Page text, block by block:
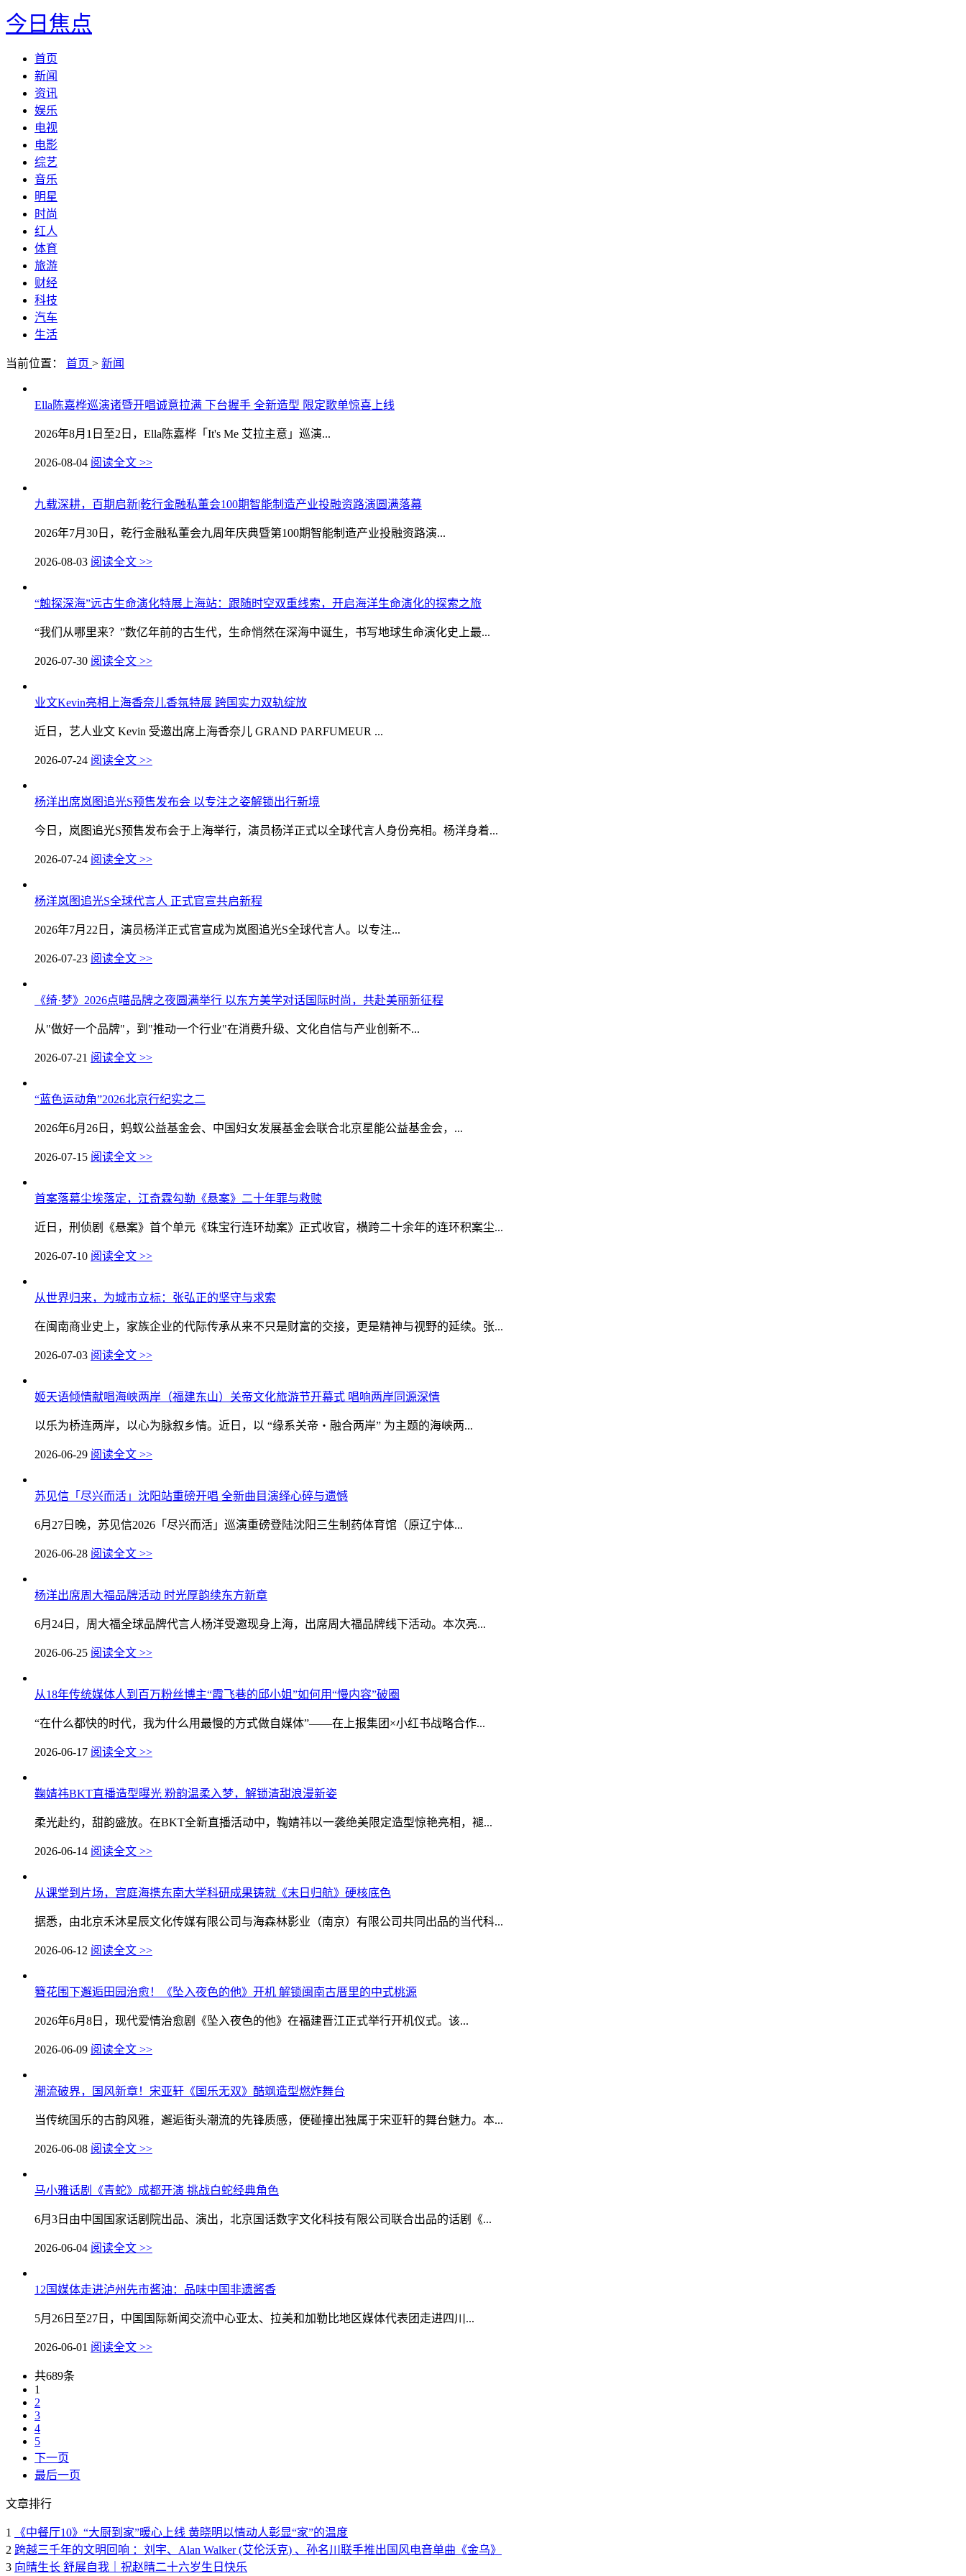
今日焦点
首页
新闻
资讯
娱乐
电视
电影
综艺
音乐
明星
时尚
红人
体育
旅游
财经
科技
汽车
生活
当前位置： 首页 > 新闻
Ella陈嘉桦巡演诸暨开唱诚意拉满 下台握手 全新造型 限定歌单惊喜上线
2026年8月1日至2日，Ella陈嘉桦「It's Me 艾拉主意」巡演...
2026-08-04 阅读全文 >>
九载深耕，百期启新|乾行金融私董会100期智能制造产业投融资路演圆满落幕
2026年7月30日，乾行金融私董会九周年庆典暨第100期智能制造产业投融资路演...
2026-08-03 阅读全文 >>
“触探深海”远古生命演化特展上海站：跟随时空双重线索，开启海洋生命演化的探索之旅
“我们从哪里来？”数亿年前的古生代，生命悄然在深海中诞生，书写地球生命演化史上最...
2026-07-30 阅读全文 >>
业文Kevin亮相上海香奈儿香氛特展 跨国实力双轨绽放
近日，艺人业文 Kevin 受邀出席上海香奈儿 GRAND PARFUMEUR ...
2026-07-24 阅读全文 >>
杨洋出席岚图追光S预售发布会 以专注之姿解锁出行新境
今日，岚图追光S预售发布会于上海举行，演员杨洋正式以全球代言人身份亮相。杨洋身着...
2026-07-24 阅读全文 >>
杨洋岚图追光S全球代言人 正式官宣共启新程
2026年7月22日，演员杨洋正式官宣成为岚图追光S全球代言人。以专注...
2026-07-23 阅读全文 >>
《绮·梦》2026点喵品牌之夜圆满举行 以东方美学对话国际时尚，共赴美丽新征程
从"做好一个品牌"，到"推动一个行业"在消费升级、文化自信与产业创新不...
2026-07-21 阅读全文 >>
“蓝色运动角”2026北京行纪实之二
2026年6月26日，蚂蚁公益基金会、中国妇女发展基金会联合北京星能公益基金会，...
2026-07-15 阅读全文 >>
首案落幕尘埃落定，江奇霖勾勒《悬案》二十年罪与救赎
近日，刑侦剧《悬案》首个单元《珠宝行连环劫案》正式收官，横跨二十余年的连环积案尘...
2026-07-10 阅读全文 >>
从世界归来，为城市立标：张弘正的坚守与求索
在闽南商业史上，家族企业的代际传承从来不只是财富的交接，更是精神与视野的延续。张...
2026-07-03 阅读全文 >>
姬天语倾情献唱海峡两岸（福建东山）关帝文化旅游节开幕式 唱响两岸同源深情
以乐为桥连两岸，以心为脉叙乡情。近日，以 “缘系关帝・融合两岸” 为主题的海峡两...
2026-06-29 阅读全文 >>
苏见信「尽兴而活」沈阳站重磅开唱 全新曲目演绎心碎与遗憾
6月27日晚，苏见信2026「尽兴而活」巡演重磅登陆沈阳三生制药体育馆（原辽宁体...
2026-06-28 阅读全文 >>
杨洋出席周大福品牌活动 时光厚韵续东方新章
6月24日，周大福全球品牌代言人杨洋受邀现身上海，出席周大福品牌线下活动。本次亮...
2026-06-25 阅读全文 >>
从18年传统媒体人到百万粉丝博主“霞飞巷的邱小姐”如何用“慢内容”破圈
“在什么都快的时代，我为什么用最慢的方式做自媒体”——在上报集团×小红书战略合作...
2026-06-17 阅读全文 >>
鞠婧祎BKT直播造型曝光 粉韵温柔入梦，解锁清甜浪漫新姿
柔光赴约，甜韵盛放。在BKT全新直播活动中，鞠婧祎以一袭绝美限定造型惊艳亮相，褪...
2026-06-14 阅读全文 >>
从课堂到片场，宫庭海携东南大学科研成果铸就《末日归航》硬核底色
据悉，由北京禾沐星辰文化传媒有限公司与海森林影业（南京）有限公司共同出品的当代科...
2026-06-12 阅读全文 >>
簪花围下邂逅田园治愈！《坠入夜色的他》开机 解锁闽南古厝里的中式桃源
2026年6月8日，现代爱情治愈剧《坠入夜色的他》在福建晋江正式举行开机仪式。该...
2026-06-09 阅读全文 >>
潮流破界，国风新章！宋亚轩《国乐无双》酷飒造型燃炸舞台
当传统国乐的古韵风雅，邂逅街头潮流的先锋质感，便碰撞出独属于宋亚轩的舞台魅力。本...
2026-06-08 阅读全文 >>
马小雅话剧《青蛇》成都开演 挑战白蛇经典角色
6月3日由中国国家话剧院出品、演出，北京国话数字文化科技有限公司联合出品的话剧《...
2026-06-04 阅读全文 >>
12国媒体走进泸州先市酱油：品味中国非遗酱香
5月26日至27日，中国国际新闻交流中心亚太、拉美和加勒比地区媒体代表团走进四川...
2026-06-01 阅读全文 >>
共689条
1
2
3
4
5
下一页
最后一页
文章排行
1
《中餐厅10》“大厨到家”暖心上线 黄晓明以情动人彰显“家”的温度
2 跨越三千年的文明回响 ：刘宇、Alan Walker (艾伦沃克) 、孙名川联手推出国风电音单曲《金乌》
3 向晴生长 舒展自我｜祝赵晴二十六岁生日快乐